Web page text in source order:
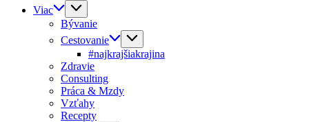
Viac
Bývanie
Cestovanie
#najkrajšiakrajina
Zdravie
Consulting
Práca & Mzdy
Vzťahy
Recepty